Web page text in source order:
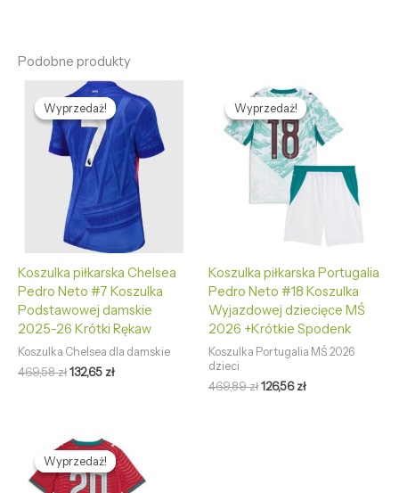
Podobne produkty
Wyprzedaż!
Wyprzedaż!
Koszulka piłkarska Chelsea
Pedro Neto #7 Koszulka
Podstawowej damskie
2025-26 Krótki Rękaw
Koszulka Chelsea dla damskie
469,58zł
Pierwotna
cena
wynosiła:
469,58 zł.
132,65 zł
Aktualna
cena
wynosi:
132,65 zł.
Wyprzedaż!
Wyprzedaż!
Koszulka piłkarska Portugalia
Pedro Neto #18 Koszulka
Wyjazdowej dziecięce MŚ
2026 +Krótkie Spodenk
Koszulka Portugalia MŚ 2026
dzieci
469,89zł
Pierwotna
cena
wynosiła:
469,89 zł.
126,56zł
Aktualna
cena
wynosi:
126,56 zł.
Wyprzedaż!
Wyprzedaż!
Pierwotna
cena
wynosiła:
469,89 zł.
cena
wynosi:
126,56 zł.